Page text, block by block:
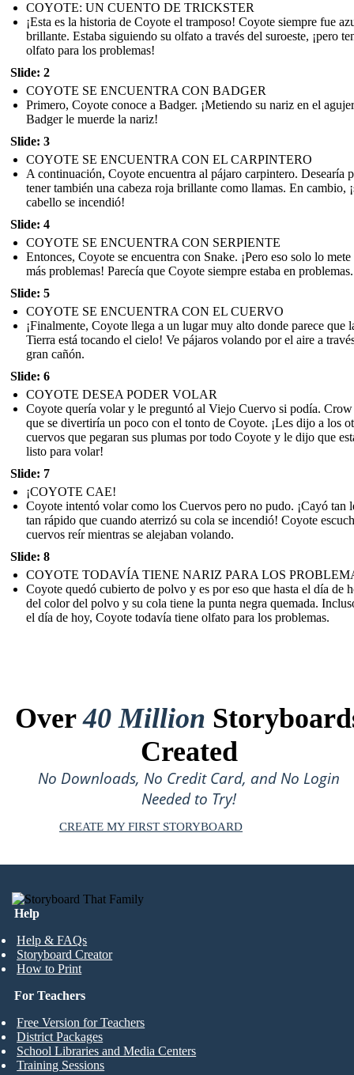
COYOTE: UN CUENTO DE TRICKSTER
¡Esta es la historia de Coyote el tramposo! Coyote siempre fue
brillante. Estaba siguiendo su olfato a través del suroeste, ¡pero
olfato para los problemas!
Slide: 2
COYOTE SE ENCUENTRA CON BADGER
Primero, Coyote conoce a Badger. ¡Metiendo su nariz en el
Badger le muerde la nariz!
Slide: 3
COYOTE SE ENCUENTRA CON EL CARPINTERO
A continuación, Coyote encuentra al pájaro carpintero. Desearía
tener también una cabeza roja brillante como llamas. En cambio,
cabello se incendió!
Slide: 4
COYOTE SE ENCUENTRA CON SERPIENTE
Entonces, Coyote se encuentra con Snake. ¡Pero eso solo lo mete
más problemas! Parecía que Coyote siempre estaba en problemas.
Slide: 5
COYOTE SE ENCUENTRA CON EL CUERVO
¡Finalmente, Coyote llega a un lugar muy alto donde parece que
Tierra está tocando el cielo! Ve pájaros volando por el aire a
gran cañón.
Slide: 6
COYOTE DESEA PODER VOLAR
Coyote quería volar y le preguntó al Viejo Cuervo si podía. Crow
que se divertiría un poco con el tonto de Coyote. ¡Les dijo a los
cuervos que pegaran sus plumas por todo Coyote y le dijo que
listo para volar!
Slide: 7
¡COYOTE CAE!
Coyote intentó volar como los Cuervos pero no pudo. ¡Cayó tan
tan rápido que cuando aterrizó su cola se incendió! Coyote
cuervos reír mientras se alejaban volando.
Slide: 8
COYOTE TODAVÍA TIENE NARIZ PARA LOS
Coyote quedó cubierto de polvo y es por eso que hasta el día de
del color del polvo y su cola tiene la punta negra quemada.
el día de hoy, Coyote todavía tiene olfato para los problemas.
Over40 Million
Created
No Downloads, No Credit Card, and No Login
Needed to Try!
CREATE MY FIRST STORYBOARD
Help
Help & FAQs
Storyboard Creator
How to Print
For Teachers
Free Version for Teachers
District Packages
School Libraries and Media Centers
Training Sessions